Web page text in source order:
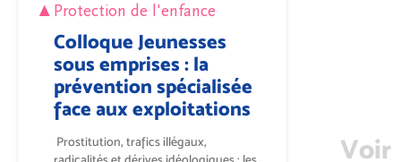
Protection de l'enfance
Colloque Jeunesses
sous emprises : la
prévention spécialisée
face aux exploitations
Prostitution, trafics illégaux,
Voir